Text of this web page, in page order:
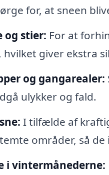
for, at sneen
og stier: For at
giver ekstra
og gangarealer:
ulykker og fald.
I tilfælde af
områder, så
i vintermånederne: